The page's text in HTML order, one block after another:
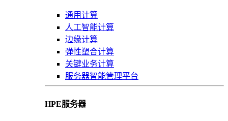
通用计算
人工智能计算
边缘计算
弹性塑合计算
关键业务计算
服务器智能管理平台
HPE服务器